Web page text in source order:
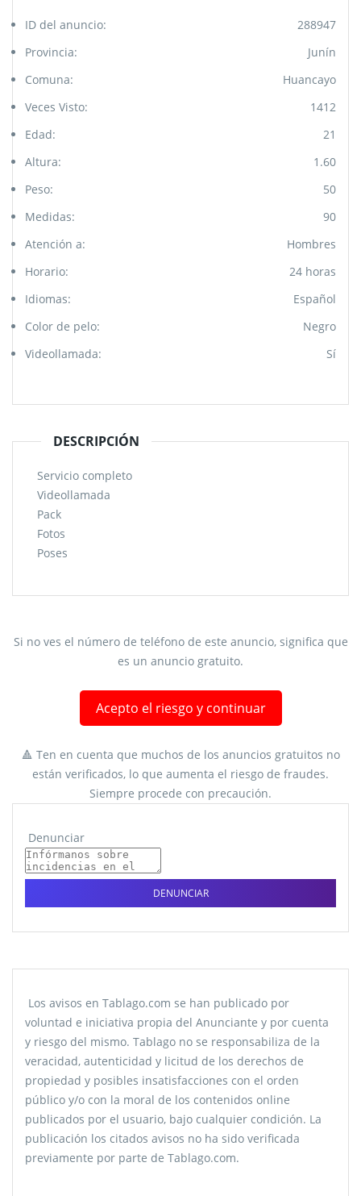
ID del anuncio:
288947
Provincia:
Junín
Comuna:
Huancayo
Veces Visto:
1412
Edad:
21
Altura:
1.60
Peso:
50
Medidas:
90
Atención a:
Hombres
Horario:
24 horas
Idiomas:
Español
Color de pelo:
Negro
Videollamada:
Sí
DESCRIPCIÓN
Servicio completo
Videollamada
Pack
Fotos
Poses
Si no ves el número de teléfono de este anuncio, significa que
es un anuncio gratuito.
Acepto el riesgo y continuar
🔺 Ten en cuenta que muchos de los anuncios gratuitos no
están verificados, lo que aumenta el riesgo de fraudes.
Siempre procede con precaución.
Denunciar
DENUNCIAR
Los avisos en Tablago.com se han publicado por
voluntad e iniciativa propia del Anunciante y por cuenta
y riesgo del mismo. Tablago no se responsabiliza de la
veracidad, autenticidad y licitud de los derechos de
propiedad y posibles insatisfacciones con el orden
público y/o con la moral de los contenidos online
publicados por el usuario, bajo cualquier condición. La
publicación los citados avisos no ha sido verificada
previamente por parte de Tablago.com.